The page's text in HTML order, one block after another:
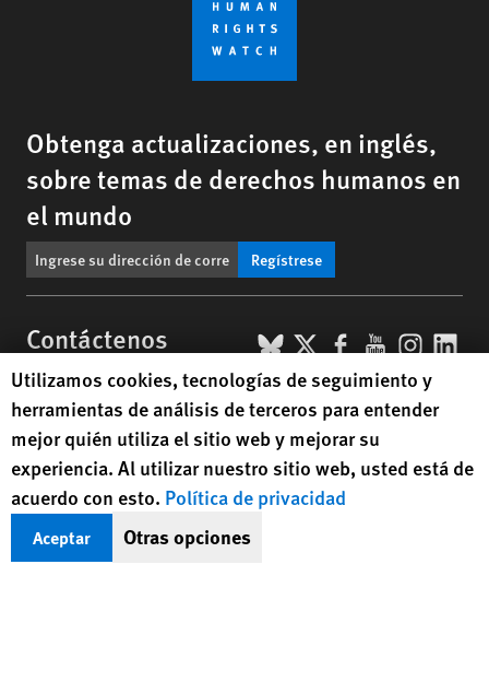
Obtenga actualizaciones, en inglés,
sobre temas de derechos humanos en
el mundo
Regístrese
Contáctenos BlueSky
X Facebook
YouTube
Footer
menu
Contáctenos Correcciones
Mapa del sitio
Versión en texto
© 2026 Human Rights Watch
Human Rights Watch| 350 Fifth Avenue, 34th Floor | New York,
10118-3299USA
Human Rights Watch cookie preferences
Utilizamos cookies, tecnologías de seguimiento y
herramientas de análisis de terceros para entender
mejor quién utiliza el sitio web y mejorar su
experiencia. Al utilizar nuestro sitio web, usted está de
acuerdo con esto. Política de privacidad
Aceptar Otras opciones